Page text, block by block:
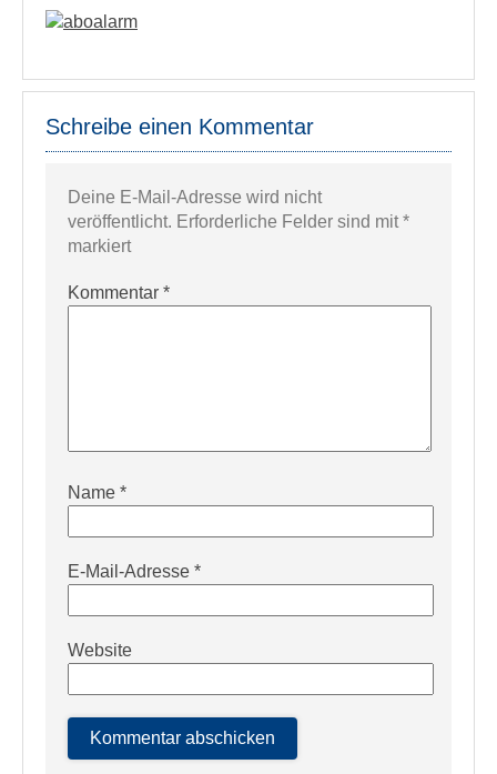
Schreibe einen Kommentar
Deine E-Mail-Adresse wird nicht
veröffentlicht. Erforderliche Felder sind mit*
markiert
Kommentar *
Name *
E-Mail-Adresse *
Website